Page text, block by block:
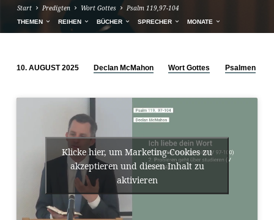
Start Predigten Wort Gottes Psalm 119,97-104
THEMEN REIHEN BÜCHER SPRECHER MONATE
119,97-
10. AUGUST 2025 Declan McMahon Wort Gottes Psalmen
Klicke hier, um Marketing-Cookies zu
akzeptieren und diesen Inhalt zu
aktivieren